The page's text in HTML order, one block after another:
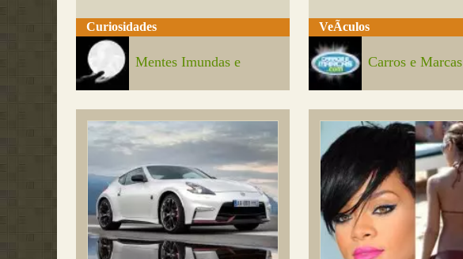
Curiosidades
Mentes Imundas e
VeÃ­culos
Carros e Marcas